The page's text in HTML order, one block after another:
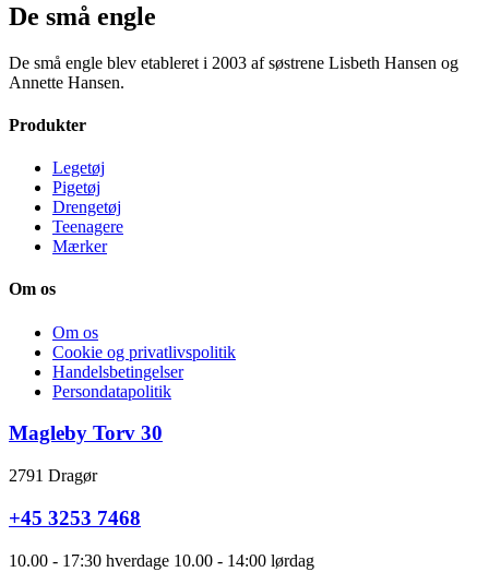
De små engle
De små engle blev etableret i 2003 af søstrene Lisbeth Hansen og
Annette Hansen.
Produkter
Legetøj
Pigetøj
Drengetøj
Teenagere
Mærker
Om os
Om os
Cookie og privatlivspolitik
Handelsbetingelser
Persondatapolitik
Magleby Torv 30
2791 Dragør
+45 3253 7468
10.00 - 17:30 hverdage 10.00 - 14:00 lørdag